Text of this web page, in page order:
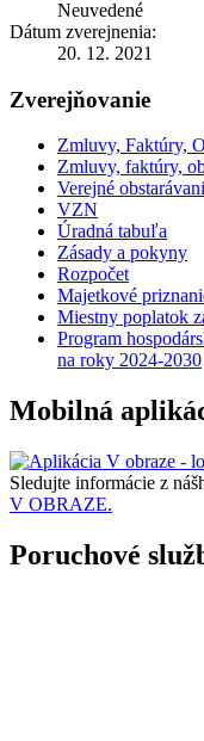
Neuvedené
Dátum zverejnenia:
20. 12. 2021
Zverejňovanie
Zmluvy, Faktúry,
Zmluvy, faktúry,
Verejné
VZN
Úradná tabuľa
Zásady a pokyny
Rozpočet
Majetkové
Miestny poplatok
Program
na roky 2024-2030
Mobilná
Sledujte informácie z
V OBRAZE.
Poruchové